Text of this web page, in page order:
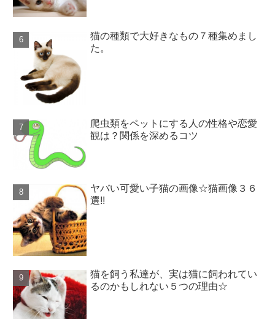
猫の種類で大好きなもの７種集めまし
た。
爬虫類をペットにする人の性格や恋愛
観は？関係を深めるコツ
ヤバい可愛い子猫の画像☆猫画像３６
選!!
猫を飼う私達が、実は猫に飼われてい
るのかもしれない５つの理由☆